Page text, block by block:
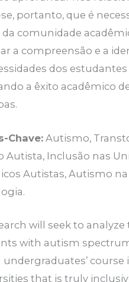
portanto, que é
comunidade
a compreensão e a
dos
a êxito acadêmico
Chave: Autismo,
Autista, Inclusão nas
Autistas, Autismo na
will seek to
with autism
undergraduates’
that is truly